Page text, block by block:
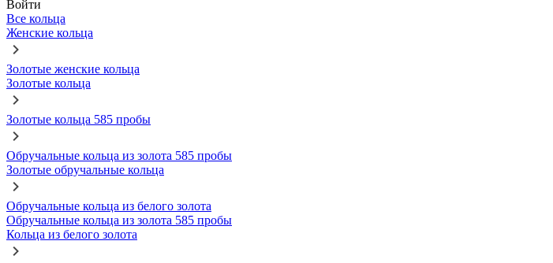
Войти
Все кольца
Женские кольца
Золотые женские кольца
Золотые кольца
Золотые кольца 585 пробы
Обручальные кольца из золота 585 пробы
Золотые обручальные кольца
Обручальные кольца из белого золота
Обручальные кольца из золота 585 пробы
Кольца из белого золота